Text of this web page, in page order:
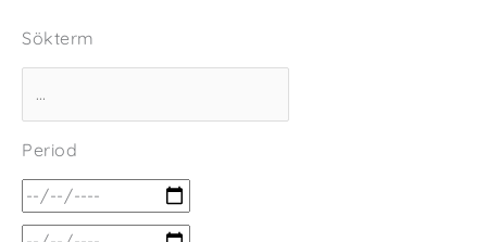
Sökterm
Period